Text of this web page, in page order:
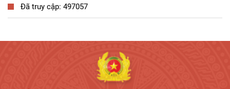
Đã truy cập: 497057